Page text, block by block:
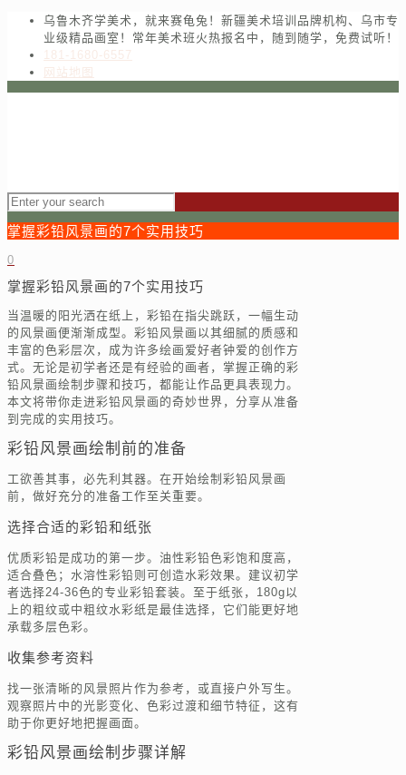
乌鲁木齐学美术，就来赛龟兔！新疆美术培训品牌机构、乌市专
业级精品画室！常年美术班火热报名中，随到随学，免费试听！
181-1680-6557
网站地图
掌握彩铅风景画的7个实用技巧
0
掌握彩铅风景画的7个实用技巧
当温暖的阳光洒在纸上，彩铅在指尖跳跃，一幅生动
的风景画便渐渐成型。彩铅风景画以其细腻的质感和
丰富的色彩层次，成为许多绘画爱好者钟爱的创作方
式。无论是初学者还是有经验的画者，掌握正确的彩
铅风景画绘制步骤和技巧，都能让作品更具表现力。
本文将带你走进彩铅风景画的奇妙世界，分享从准备
到完成的实用技巧。
彩铅风景画绘制前的准备
工欲善其事，必先利其器。在开始绘制彩铅风景画
前，做好充分的准备工作至关重要。
选择合适的彩铅和纸张
优质彩铅是成功的第一步。油性彩铅色彩饱和度高，
适合叠色；水溶性彩铅则可创造水彩效果。建议初学
者选择24-36色的专业彩铅套装。至于纸张，180g以
上的粗纹或中粗纹水彩纸是最佳选择，它们能更好地
承载多层色彩。
收集参考资料
找一张清晰的风景照片作为参考，或直接户外写生。
观察照片中的光影变化、色彩过渡和细节特征，这有
助于你更好地把握画面。
彩铅风景画绘制步骤详解